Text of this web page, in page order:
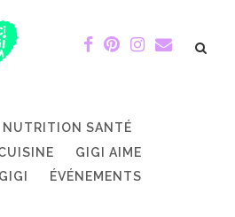
NUTRITION SANTÉ
GIGI AIME
ÉVÉNEMENTS